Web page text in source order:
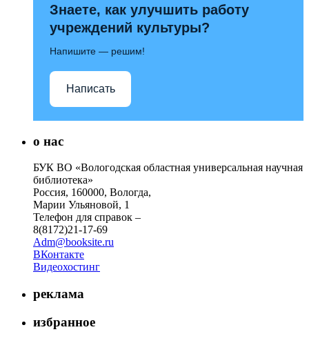
Знаете, как улучшить работу
учреждений культуры?
Напишите — решим!
Написать
о нас
БУК ВО «Вологодская областная универсальная научная
библиотека»
Россия, 160000, Вологда,
Марии Ульяновой, 1
Телефон для справок –
8(8172)21-17-69
Adm@booksite.ru
ВКонтакте
Видеохостинг
реклама
избранное